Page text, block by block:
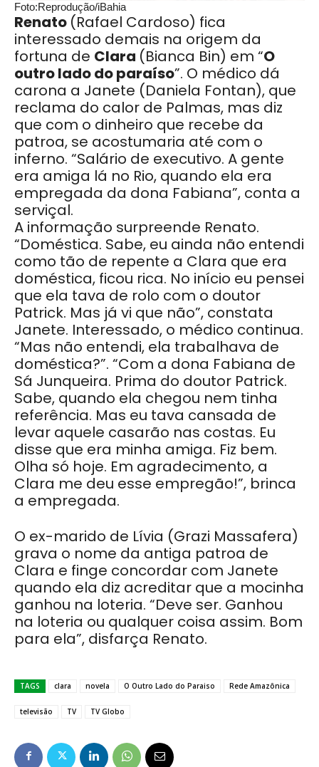
Foto:Reprodução/iBahia
Renato (Rafael Cardoso) fica
interessado demais na origem da
fortuna de Clara (Bianca Bin) em “O
outro lado do paraíso”. O médico dá
carona a Janete (Daniela Fontan), que
reclama do calor de Palmas, mas diz
que com o dinheiro que recebe da
patroa, se acostumaria até com o
inferno. “Salário de executivo. A gente
era amiga lá no Rio, quando ela era
empregada da dona Fabiana”, conta a
serviçal.
A informação surpreende Renato.
“Doméstica. Sabe, eu ainda não entendi
como tão de repente a Clara que era
doméstica, ficou rica. No início eu pensei
que ela tava de rolo com o doutor
Patrick. Mas já vi que não”, constata
Janete. Interessado, o médico continua.
“Mas não entendi, ela trabalhava de
doméstica?”. “Com a dona Fabiana de
Sá Junqueira. Prima do doutor Patrick.
Sabe, quando ela chegou nem tinha
referência. Mas eu tava cansada de
levar aquele casarão nas costas. Eu
disse que era minha amiga. Fiz bem.
Olha só hoje. Em agradecimento, a
Clara me deu esse empregão!”, brinca
a empregada.
O ex-marido de Lívia (Grazi Massafera)
grava o nome da antiga patroa de
Clara e finge concordar com Janete
quando ela diz acreditar que a mocinha
ganhou na loteria. “Deve ser. Ganhou
na loteria ou qualquer coisa assim. Bom
para ela”, disfarça Renato.
TAGS clara novela O Outro Lado do Paraiso Rede Amazônica
televisão TV TV Globo